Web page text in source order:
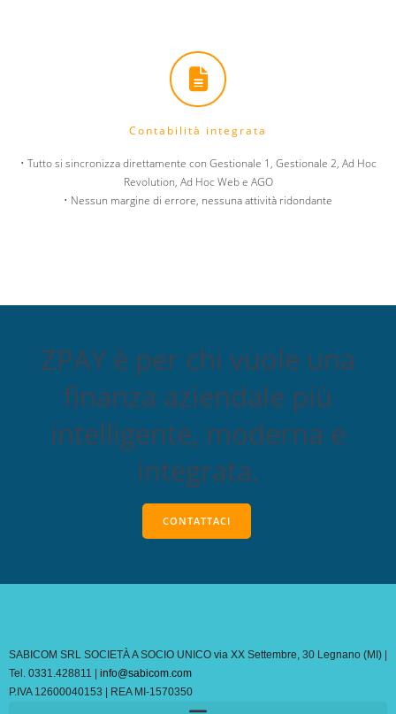
Contabilità integrata
• Tutto si sincronizza direttamente con Gestionale 1, Gestionale 2, Ad Hoc
Revolution, Ad Hoc Web e AGO
• Nessun margine di errore, nessuna attività ridondante
ZPAY è per chi vuole una
finanza aziendale più
intelligente, moderna e
integrata.
CONTATTACI
SABICOM SRL SOCIETÀ A SOCIO UNICO via XX Settembre, 30 Legnano (MI) |
Tel. 0331.428811 | info@sabicom.com
P.IVA 12600040153 | REA MI-1570350